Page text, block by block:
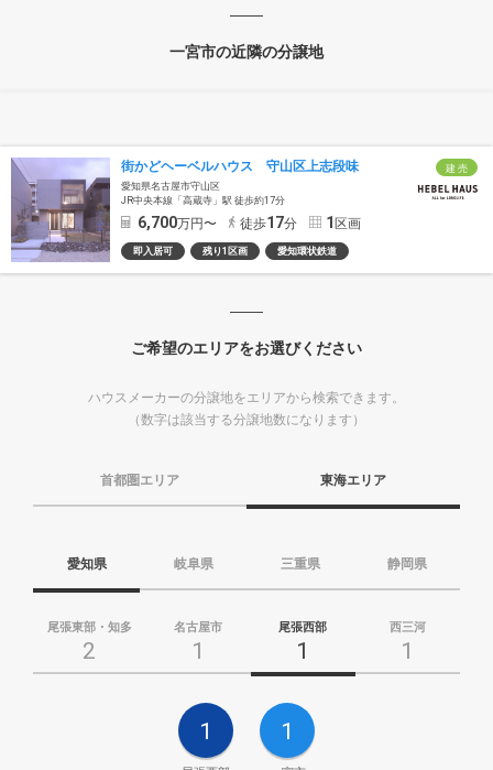
一宮市の近隣の分譲地
建 売
街かどヘーベルハウス 守山区上志段味
愛知県名古屋市守山区
JR中央本線「高蔵寺」駅 徒歩約17分
6,700万円〜 徒歩17分 1 区画
即入居可 残り1区画 愛知環状鉄道
ご希望のエリアをお選びください
ハウスメーカーの分譲地をエリアから検索できます。
（数字は該当する分譲地数になります）
首都圏エリア 東海エリア
愛知県 岐阜県 三重県 静岡県
尾張東部・知多
2
名古屋市
1
尾張西部
1
西三河
1
1 1